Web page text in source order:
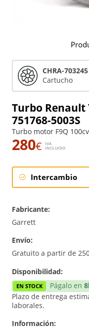
Turbo Renault
751768-5003S
Turbo motor F9Q
280€
IVA
INCLUIDO
Intercambio
Reconstrucción
Reforzado
Fabricante:
Garrett
Envío:
Gratuito a partir de
Disponibilidad:
EN STOCK Págalo en
Plazo de entrega
laborales.
Información:
CHRA-703245
Cartucho